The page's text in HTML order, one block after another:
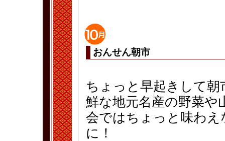
おんせん朝市
ちょっと早起きして
鮮な地元名産の野菜や
会ではちょっと味わ
に！